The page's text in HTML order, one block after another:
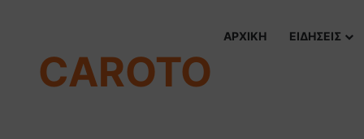
CAROTO
ΑΡΧΙΚΗ ΕΙΔΗΣΕΙΣ